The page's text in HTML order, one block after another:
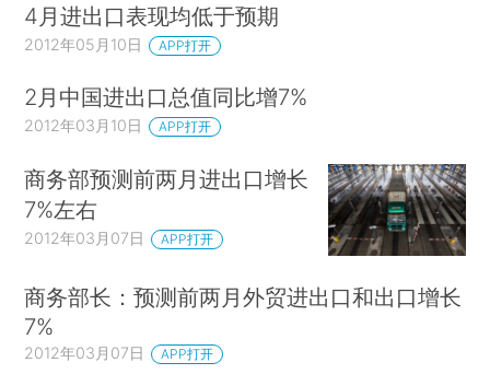
4月进出口表现均低于预期
2012年05月10日 APP打开
2月中国进出口总值同比增7%
2012年03月10日 APP打开
商务部预测前两月进出口增长
7%左右
2012年03月07日 APP打开
商务部长：预测前两月外贸进出口和出口增长
7%
2012年03月07日 APP打开